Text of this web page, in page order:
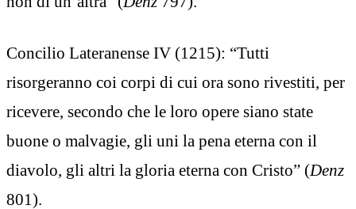
Concilio Lateranense IV (1215): “Tutti
risorgeranno coi corpi di cui ora sono rivestiti, per
ricevere, secondo che le loro opere siano state
buone o malvagie, gli uni la pena eterna con il
diavolo, gli altri la gloria eterna con Cristo” (Denz
801).